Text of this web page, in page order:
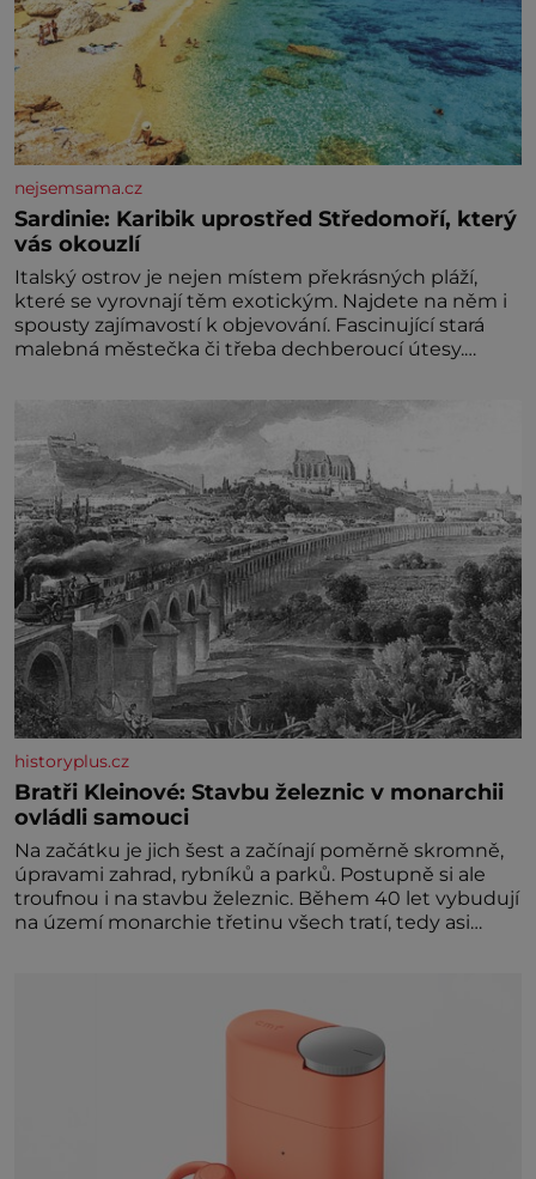
nejsemsama.cz
Sardinie: Karibik uprostřed Středomoří, který
vás okouzlí
Italský ostrov je nejen místem překrásných pláží,
které se vyrovnají těm exotickým. Najdete na něm i
spousty zajímavostí k objevování. Fascinující stará
malebná městečka či třeba dechberoucí útesy.
jedné třetiny České republiky vás ohromí nejen
svými plážemi s bílým pískem jako v Karibiku, ale i
divokou krajinou, také bohatou historií i
luxusem.Zjistěte,
historyplus.cz
Bratři Kleinové: Stavbu železnic v monarchii
ovládli samouci
Na začátku je jich šest a začínají poměrně skromně,
úpravami zahrad, rybníků a parků. Postupně si ale
troufnou i na stavbu železnic. Během 40 let vybudují
na území monarchie třetinu všech tratí, tedy asi